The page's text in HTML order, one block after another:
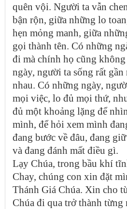
quên vội. Người ta vẫn
bận rộn, giữa những lo
hẹn mỏng manh, giữa
gọi thành tên. Có những
đi mà chính họ cũng
ngày, người ta sống rất
nhau. Có những ngày,
mọi việc, lo đủ mọi thứ,
đủ một khoảng lặng để
mình, để hỏi xem mình
đang bước về đâu, đang
và đang đánh mất điều gì.
Lạy Chúa, trong bầu khí
Chay, chúng con xin đặt
Thánh Giá Chúa. Xin cho
Chúa đi qua trở thành từng